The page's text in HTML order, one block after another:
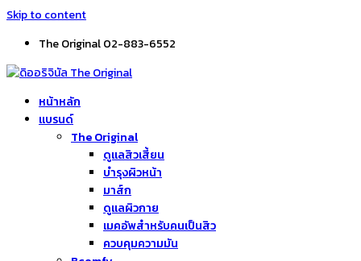
Skip to content
The Original 02-883-6552
หน้าหลัก
แบรนด์
The Original
ดูแลสิวเสี้ยน
บำรุงผิวหน้า
มาส์ก
ดูแลผิวกาย
เมคอัพสำหรับคนเป็นสิว
ควบคุมความมัน